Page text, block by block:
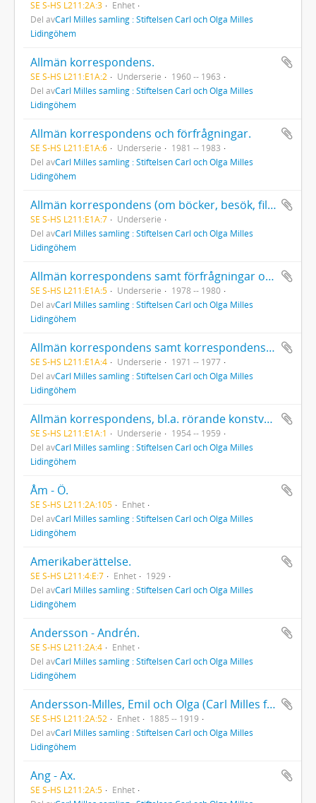
SE S-HS L211:2A:3
Enhet
Del avCarl Milles samling : Stiftelsen Carl och Olga Milles
Lidingöhem
Allmän korrespondens.
SE S-HS L211:E1A:2 Underserie
1960 -- 1963
Del avCarl Milles samling : Stiftelsen Carl och Olga Milles
Lidingöhem
Allmän korrespondens och förfrågningar.
SE S-HS L211:E1A:6 Underserie
1981 -- 1983
Del avCarl Milles samling : Stiftelsen Carl och Olga Milles
Lidingöhem
Allmän korrespondens (om böcker, besök, filmning, utställningar, museistatistik, oljeskada m. m.).
SE S-HS L211:E1A:7
Underserie
Del avCarl Milles samling : Stiftelsen Carl och Olga Milles
Lidingöhem
Allmän korrespondens samt förfrågningar och förslag om filmning (1980).
SE S-HS L211:E1A:5 Underserie
1978 -- 1980
Del avCarl Milles samling : Stiftelsen Carl och Olga Milles
Lidingöhem
Allmän korrespondens samt korrespondens rörande Carl Milles medalj, 100-årsjubiléet (1975).
SE S-HS L211:E1A:4 Underserie
1971 -- 1977
Del avCarl Milles samling : Stiftelsen Carl och Olga Milles
Lidingöhem
Allmän korrespondens, bl.a. rörande konstverksförsäljning, avgjutningsrätter, m. m.
SE S-HS L211:E1A:1 Underserie
1954 -- 1959
Del avCarl Milles samling : Stiftelsen Carl och Olga Milles
Lidingöhem
Åm - Ö.
SE S-HS L211:2A:105
Enhet
Del avCarl Milles samling : Stiftelsen Carl och Olga Milles
Lidingöhem
Amerikaberättelse.
SE S-HS L211:4:E:7 Enhet
1929
Del avCarl Milles samling : Stiftelsen Carl och Olga Milles
Lidingöhem
Andersson - Andrén.
SE S-HS L211:2A:4
Enhet
Del avCarl Milles samling : Stiftelsen Carl och Olga Milles
Lidingöhem
Andersson-Milles, Emil och Olga (Carl Milles far och styvmor).
SE S-HS L211:2A:52 Enhet
1885 -- 1919
Del avCarl Milles samling : Stiftelsen Carl och Olga Milles
Lidingöhem
Ang - Ax.
SE S-HS L211:2A:5
Enhet